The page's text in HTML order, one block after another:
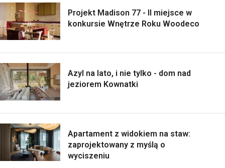
Projekt Madison 77 - II miejsce w
konkursie Wnętrze Roku Woodeco
Azyl na lato, i nie tylko - dom nad
jeziorem Kownatki
Apartament z widokiem na staw:
zaprojektowany z myślą o
wyciszeniu